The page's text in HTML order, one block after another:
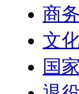
商
文
国